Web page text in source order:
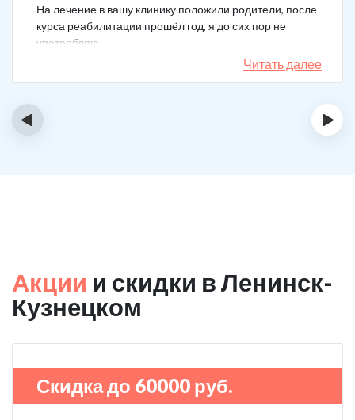
На лечение в вашу клинику положили родители, после
курса реабилитации прошёл год, я до сих пор не
употребляю.
Читать далее
‹ ›
Акции и скидки в Ленинск-
Кузнецком
Скидка до 60000 руб.